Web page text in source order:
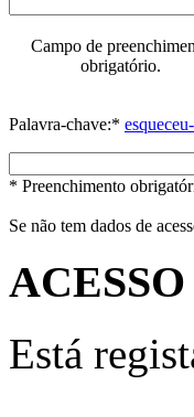
Campo de
obrigatório.
Palavra-chave:*
* Preenchimento
Se não tem dados de
Está